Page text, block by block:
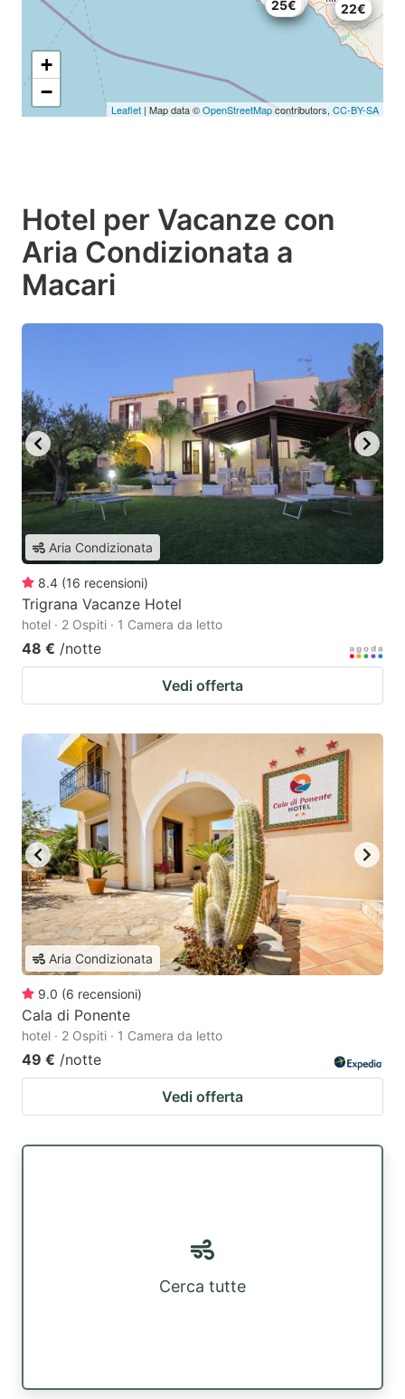
12€ 22€
25€
25€
+
−
Leaflet | Map data ©OpenStreetMapcontributors, CC-BY-SA
Hotel per Vacanze con
Aria Condizionata a
Macari
Aria Condizionata
8.4 (16 recensioni)
Trigrana Vacanze Hotel
hotel · 2 Ospiti · 1 Camera da letto
48 € /notte
Vedi offerta
Aria Condizionata
9.0 (6 recensioni)
Cala di Ponente
hotel · 2 Ospiti · 1 Camera da letto
49 € /notte
Vedi offerta
Cerca tutte